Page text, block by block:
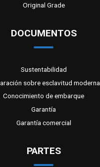
Original Grade
DOCUMENTOS
Sustentabilidad
sobre esclavitud moderna
Conocimiento de embarque
Garantía
Garantía comercial
PARTES